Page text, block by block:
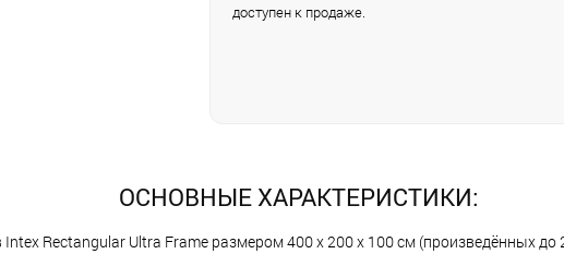
доступен к продаже.
ОСНОВНЫЕ ХАРАКТЕРИСТИКИ:
Rectangular Ultra Frame размером 400 х 200 х 100 см (произведённых до